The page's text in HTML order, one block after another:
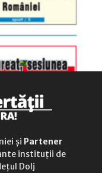
și Partener
instituții de
Dolj